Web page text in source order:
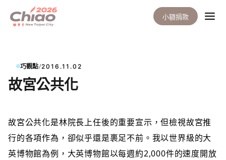
小額捐款
巧觀點/2016.11.02
故宮公共化
故宮公共化是林院長上任後的重要宣示，但檢視故宮推
行的各項作為，卻似乎還是裹足不前。我以世界級的大
英博物館為例，大英博物館以每週約2,000件的速度開放